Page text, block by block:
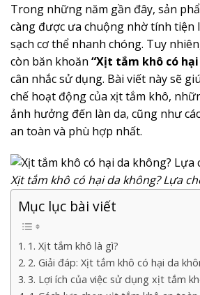
Trong những năm gần đây, sản
càng được ưa chuộng nhờ tính tiện
sạch cơ thể nhanh chóng. Tuy
còn băn khoăn “Xịt tắm khô có
cân nhắc sử dụng. Bài viết này sẽ
chế hoạt động của xịt tắm khô,
ảnh hưởng đến làn da, cũng như
an toàn và phù hợp nhất.
Xịt tắm khô có hại da không? Lựa
Mục lục bài viết
1. Xịt tắm khô là gì?
2. Giải đáp: Xịt tắm khô có hại da
3. Lợi ích của việc sử dụng xịt tắm